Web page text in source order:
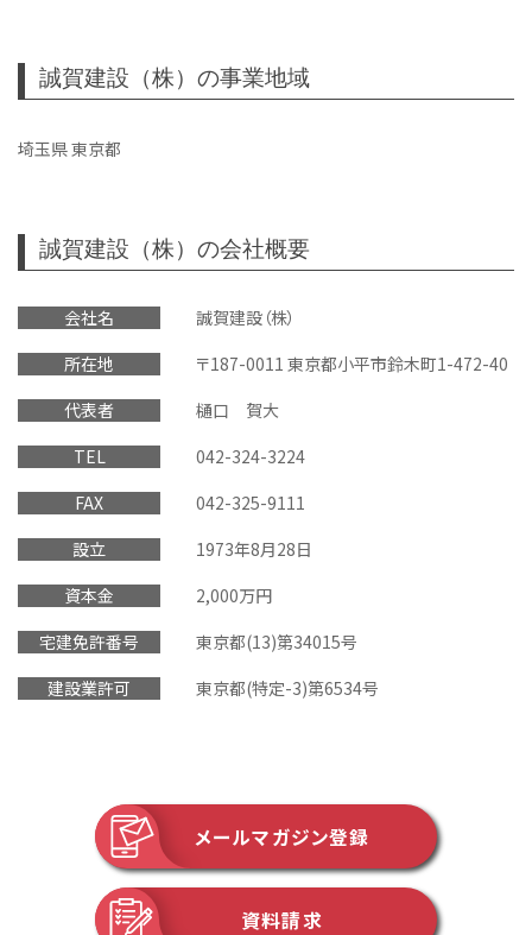
誠賀建設（株）の事業地域
埼玉県 東京都
誠賀建設（株）の会社概要
会社名
誠賀建設（株）
所在地
〒187-0011 東京都小平市鈴木町1-472-40
代表者
樋口 賀大
TEL
042-324-3224
FAX
042-325-9111
設立
1973年8月28日
資本金
2,000万円
宅建免許番号
東京都(13)第34015号
建設業許可
東京都(特定-3)第6534号
メールマガジン登録
資料請求